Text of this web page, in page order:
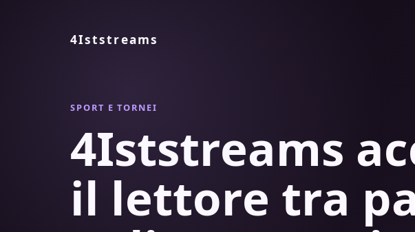
4Iststreams
SPORT E TORNEI
4Iststreams
il lettore tra